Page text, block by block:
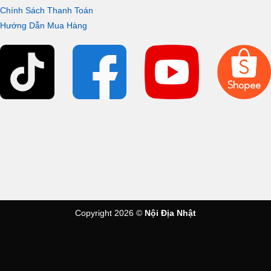
Thiết kế tinh giản của CKDF308WH
Chính Sách Thanh Toán
Hướng Dẫn Mua Hàng
Copyright 2026 © Nội Địa Nhật